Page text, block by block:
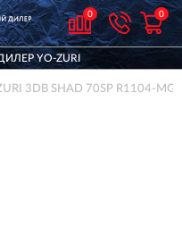
0 0
YO-ZURI
3DB SHAD 70SP R1104-